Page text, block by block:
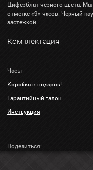
Циферблат чёрного цвета.
отметке «9» часов. Чёрный
застёжкой.
Комплектация
Часы
Коробка в подарок!
Гарантийный талон
Инструкция
Поделиться: